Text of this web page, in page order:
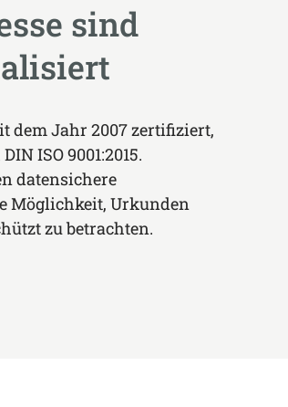
sind
dem Jahr 2007 zertifiziert,
ISO 9001:2015.
datensichere
Möglichkeit, Urkunden
zu betrachten.